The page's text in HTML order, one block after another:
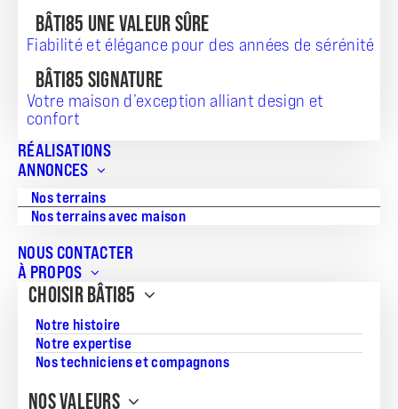
BÂTI85 UNE VALEUR SÛRE
Fiabilité et élégance pour des années de sérénité
BÂTI85 SIGNATURE
Votre maison d’exception alliant design et
confort
RÉALISATIONS
ANNONCES
Nos terrains
Nos terrains avec maison
NOUS CONTACTER
À PROPOS
CHOISIR BÂTI85
Notre histoire
Notre expertise
Nos techniciens et compagnons
NOS VALEURS
182 653
Référence:
PR_20260730_491
Surface du terrain:
367
Superficie de la maison:
72.7